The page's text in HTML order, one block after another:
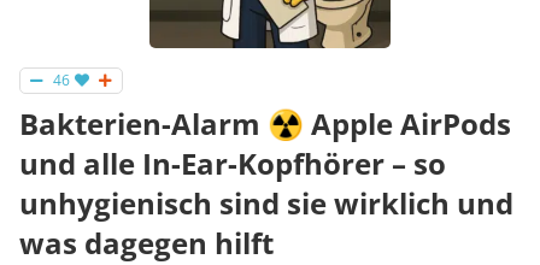
46
Bakterien-Alarm ☢️ Apple AirPods
und alle In-Ear-Kopfhörer – so
unhygienisch sind sie wirklich und
was dagegen hilft